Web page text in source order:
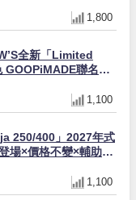
1,800
全新「Limited
GOOPiMADE聯名包
1,100
250/400」2027年式
場×價格不變×輔助滑
1,100